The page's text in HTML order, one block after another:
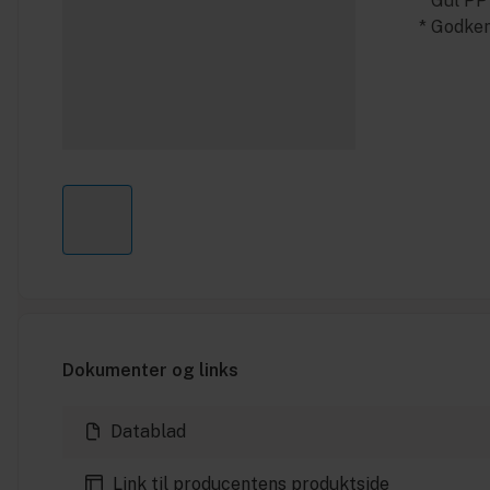
*
Dokumenter og links
Datablad
Link til producentens produktside